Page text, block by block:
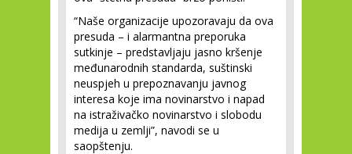
“Naše organizacije upozoravaju da ova
presuda – i alarmantna preporuka
sutkinje – predstavljaju jasno kršenje
međunarodnih standarda, suštinski
neuspjeh u prepoznavanju javnog
interesa koje ima novinarstvo i napad
na istraživačko novinarstvo i slobodu
medija u zemlji”, navodi se u
saopštenju.